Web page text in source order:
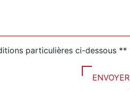
particulières ci-dessous **
ENVOYER